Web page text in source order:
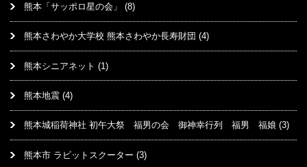
熊本「サッポロ星の会」 (8)
熊本さわやか大学校 熊本さわやか長寿財団 (4)
熊本シニアネット (1)
熊本地震 (4)
熊本城稲荷神社 初午大祭 福男の会 御神幸行列 福男 福娘 (3)
熊本市 ラビットスクーター (3)